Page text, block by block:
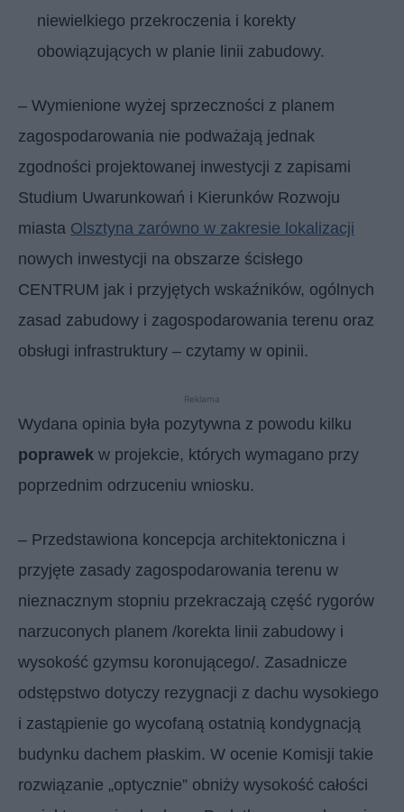
niewielkiego przekroczenia i korekty
obowiązujących w planie linii zabudowy.
– Wymienione wyżej sprzeczności z planem
zagospodarowania nie podważają jednak
zgodności projektowanej inwestycji z zapisami
Studium Uwarunkowań i Kierunków Rozwoju
miasta Olsztyna zarówno w zakresie lokalizacji
nowych inwestycji na obszarze ścisłego
CENTRUM jak i przyjętych wskaźników, ogólnych
zasad zabudowy i zagospodarowania terenu oraz
obsługi infrastruktury – czytamy w opinii.
Reklama
Wydana opinia była pozytywna z powodu kilku
poprawek w projekcie, których wymagano przy
poprzednim odrzuceniu wniosku.
– Przedstawiona koncepcja architektoniczna i
przyjęte zasady zagospodarowania terenu w
nieznacznym stopniu przekraczają część rygorów
narzuconych planem /korekta linii zabudowy i
wysokość gzymsu koronującego/. Zasadnicze
odstępstwo dotyczy rezygnacji z dachu wysokiego
i zastąpienie go wycofaną ostatnią kondygnacją
budynku dachem płaskim. W ocenie Komisji takie
rozwiązanie „optycznie” obniży wysokość całości